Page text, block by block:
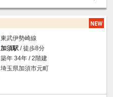
東武伊勢崎線
加須駅 / 徒歩8分
築年 34年 / 2階建
埼玉県加須市元町